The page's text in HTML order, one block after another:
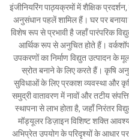
इंजीनियरिंग पाठ्यक्रमों में शैक्षिक
अनुसंधान पहलें शामिल हैं। घर पर
विशेष रूप से प्रभावी है जहाँ पारंपरिक
आर्थिक रूप से अनुचित होते हैं।
उपकरणों का निर्माण विद्युत उत्पादन के
स्रोत बनाने के लिए करते हैं। कृषि
सुविधाओं के लिए प्रकाश व्यवस्था और
समुद्री वातावरण में नावों और तटीय
स्थापना से लाभ होता है, जहाँ निरंतर
मॉड्यूलर डिज़ाइन विशिष्ट शक्ति
अभिप्रेत उपयोग के परिदृश्यों के आधार